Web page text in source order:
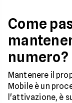
Come
numero?
Mantenere il
Mobile è un
l'attivazione, è